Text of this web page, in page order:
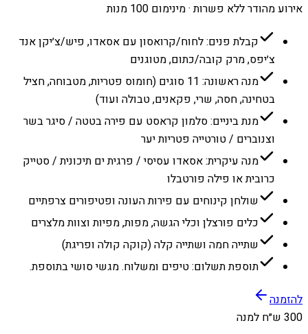
אירוע מהודר ללא פשרות · מינימום 100 מנות
קבלת פנים: לחוח/קרואסון עם אסאדו, פיש/צ׳יקן אנד
צ׳יפס, מרק קובה/כתום, מטוגנים
מנה ראשונה: 11 סוגים (חומוס פטריות, מטבוחה, חציל
בטחינה, חסה, שרי, פקאנים, טבולה ועוד)
מנת ביניים: סלמון קראסט עם פירה בטטה / סיגר בשר
וצנוברים / טורטייה פטריות יער
מנה עיקרית: אסאדו עסיסי / פרגית ים תיכונית / סטייק
כרובית או פילה פורטבלו
שולחן קינוחים עם פירות העונה ופטיפורים צרפתיים
כלים פורצלן וכלי הגשה, מפות, מפיות וצוות מלצרים
שתייה חמה ושתייה קלה (קוקה קולה ופריגת)
תוספת תשלום: טיפים ומשלוח. מגשי סושי בתוספת.
להזמנה
300 ש״ח למנה